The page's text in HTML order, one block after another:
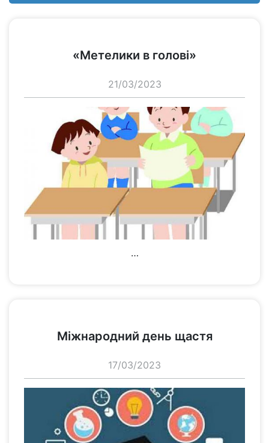
«Метелики в голові»
21/03/2023
…
Міжнародний день щастя
17/03/2023